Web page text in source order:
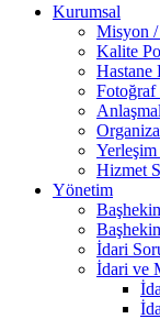
Kurumsal
Misyon
Kalite
Hastane
Fotoğraf
Yerleşim
Hizmet
Yönetim
İdari
İdari ve